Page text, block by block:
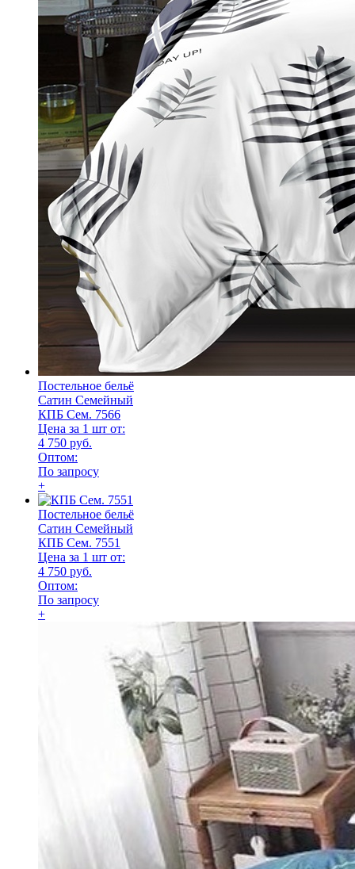
Постельное бельё
Сатин Семейный
КПБ Сем. 7566
Цена за 1 шт от:
4 750 руб.
Оптом:
По запросу
+
Постельное бельё
Сатин Семейный
КПБ Сем. 7551
Цена за 1 шт от:
4 750 руб.
Оптом:
По запросу
+